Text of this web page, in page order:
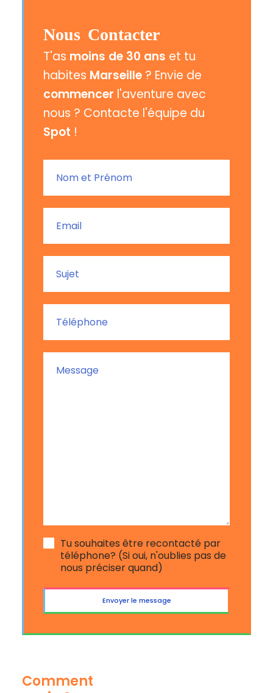
Nous Contacter
T'as moins de 30 ans et tu
habites Marseille ? Envie de
commencer l'aventure avec
nous ? Contacte l'équipe du
Spot !
Tu souhaites être recontacté par
téléphone? (Si oui, n'oublies pas de
nous préciser quand)
Comment